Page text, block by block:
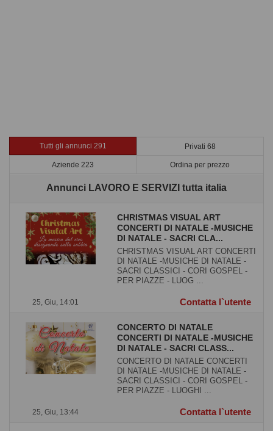
Tutti gli annunci 291 Privati 68
Aziende 223 Ordina per prezzo
Annunci LAVORO E SERVIZI tutta italia
25, Giu, 14:01
CHRISTMAS VISUAL ART
CONCERTI DI NATALE -MUSICHE
DI NATALE - SACRI CLA...
CHRISTMAS VISUAL ART CONCERTI
DI NATALE -MUSICHE DI NATALE -
SACRI CLASSICI - CORI GOSPEL -
PER PIAZZE - LUOG ...
Contatta l`utente
25, Giu, 13:44
CONCERTO DI NATALE
CONCERTI DI NATALE -MUSICHE
DI NATALE - SACRI CLASS...
CONCERTO DI NATALE CONCERTI
DI NATALE -MUSICHE DI NATALE -
SACRI CLASSICI - CORI GOSPEL -
PER PIAZZE - LUOGHI ...
Contatta l`utente